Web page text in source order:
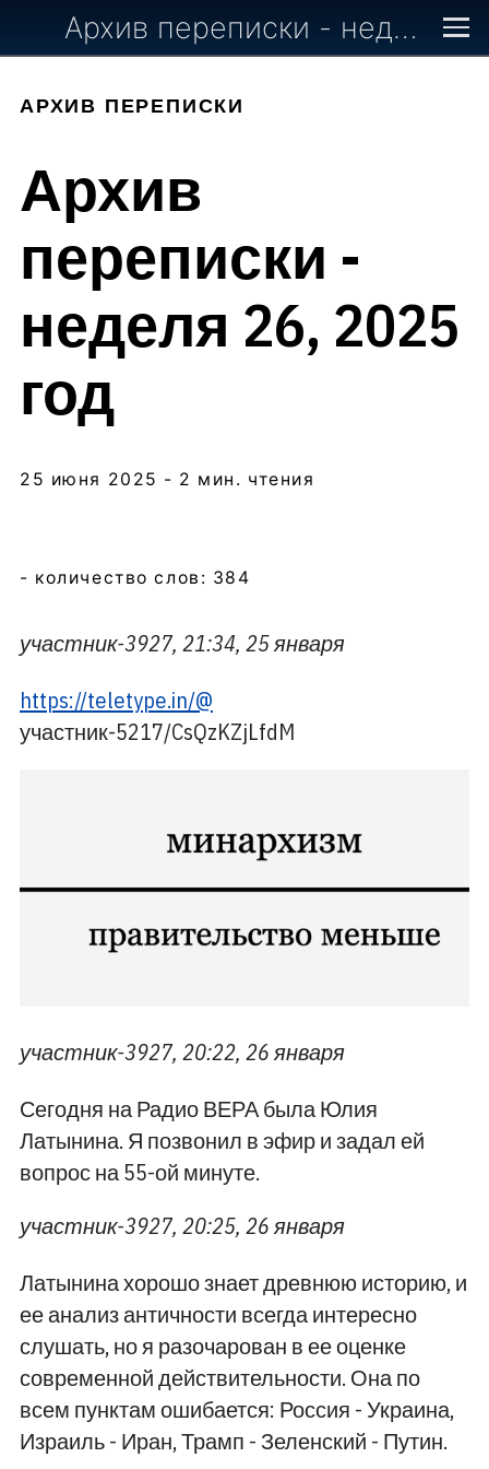
Архив переписки - неделя 26, 2025 год
АРХИВ ПЕРЕПИСКИ
Архив
переписки -
неделя 26, 2025
год
25 июня 2025 - 2 мин. чтения
- количество слов: 384
участник-3927, 21:34, 25 января
https://teletype.in/@
участник-5217/CsQzKZjLfdM
участник-3927, 20:22, 26 января
Сегодня на Радио ВЕРА была Юлия
Латынина. Я позвонил в эфир и задал ей
вопрос на 55-ой минуте.
участник-3927, 20:25, 26 января
Латынина хорошо знает древнюю историю, и
ее анализ античности всегда интересно
слушать, но я разочарован в ее оценке
современной действительности. Она по
всем пунктам ошибается: Россия - Украина,
Израиль - Иран, Трамп - Зеленский - Путин.